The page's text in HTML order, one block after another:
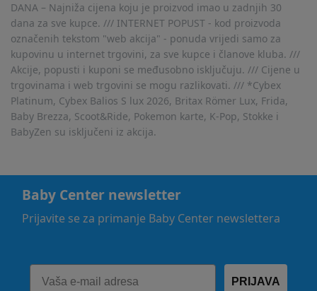
DANA – Najniža cijena koju je proizvod imao u zadnjih 30
dana za sve kupce. /// INTERNET POPUST - kod proizvoda
označenih tekstom "web akcija" - ponuda vrijedi samo za
kupovinu u internet trgovini, za sve kupce i članove kluba. ///
Akcije, popusti i kuponi se međusobno isključuju. /// Cijene u
trgovinama i web trgovini se mogu razlikovati. /// *Cybex
Platinum, Cybex Balios S lux 2026, Britax Römer Lux, Frida,
Baby Brezza, Scoot&Ride, Pokemon karte, K-Pop, Stokke i
BabyZen su isključeni iz akcija.
Baby Center newsletter
Prijavite se za primanje Baby Center newslettera
PRIJAVA